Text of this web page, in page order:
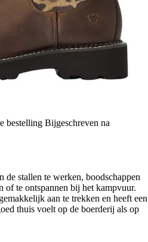
bestelling Bijgeschreven na
de stallen te werken, boodschappen
of te ontspannen bij het kampvuur.
aan te trekken en heeft een
thuis voelt op de boerderij als op